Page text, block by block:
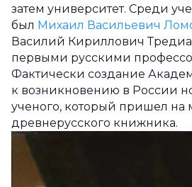
затем университет. Среди
был Михаил Васильевич
Василий Кириллович
первыми русскими
Фактически создание
к возникновению в России
ученого, который пришел на
древнерусского книжника.